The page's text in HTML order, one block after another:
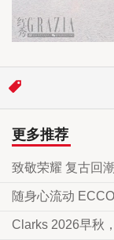
更多推荐
致敬荣耀 复古回
随身心流动
Clarks 2026早秋